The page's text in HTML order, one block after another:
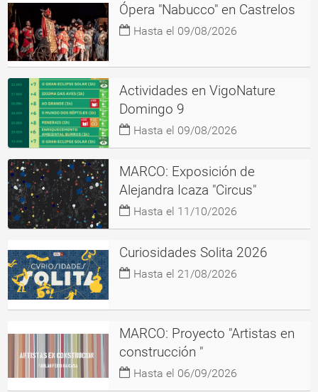
Ópera "Nabucco" en Castrelos
Hasta el 09/08/2026
Actividades en VigoNature
Domingo 9
Hasta el 09/08/2026
MARCO: Exposición de
Alejandra Icaza "Circus"
Hasta el 11/10/2026
Curiosidades Solita 2026
Hasta el 21/08/2026
MARCO: Proyecto "Artistas en
construcción "
Hasta el 06/09/2026